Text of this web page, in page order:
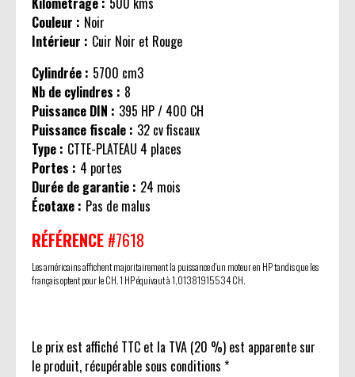
Couleur : Noir
Intérieur : Cuir Noir et Rouge
Cylindrée : 5700 cm3
Nb de cylindres : 8
Puissance DIN : 395 HP / 400 CH
Puissance fiscale : 32 cv fiscaux
Type : CTTE-PLATEAU 4 places
Portes : 4 portes
Durée de garantie : 24 mois
Écotaxe : Pas de malus
RÉFÉRENCE #7618
Les américains affichent majoritairement la puissance d'un moteur en HP tandis que les
français optent pour le CH. 1 HP équivaut à 1,01381915534 CH.
Le prix est affiché TTC et la TVA (20 %) est apparente sur
le produit, récupérable sous conditions *